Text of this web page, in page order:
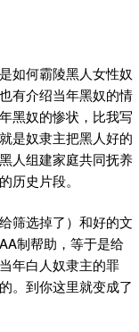
如何霸陵黑人女性奴
有介绍当年黑奴的情
黑奴的惨状，比我写
是奴隶主把黑人好的
人组建家庭共同抚养
历史片段。
筛选掉了）和好的文
制帮助，等于是给
年白人奴隶主的罪
。到你这里就变成了